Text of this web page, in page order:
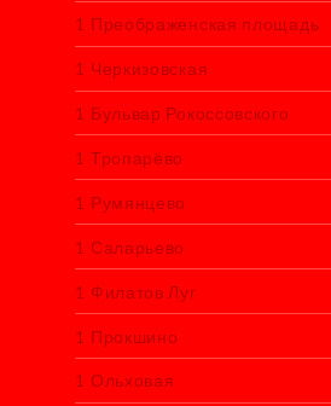
1 Преображенская площадь
1 Черкизовская
1 Бульвар Рокоссовского
1 Тропарёво
1 Румянцево
1 Саларьево
1 Филатов Луг
1 Прокшино
1 Ольховая